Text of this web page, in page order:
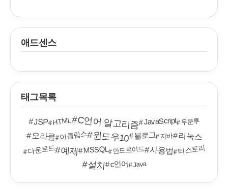
애드센스
태그목록
JSP HTML C언어 알고리즘 JavaScript 우분투
오라클 이클립스 윈도우10 블로그 자바 리눅스
다운로드 예제 MSSQL 안드로이드 사용법 티스토리
설치 c언어 Java